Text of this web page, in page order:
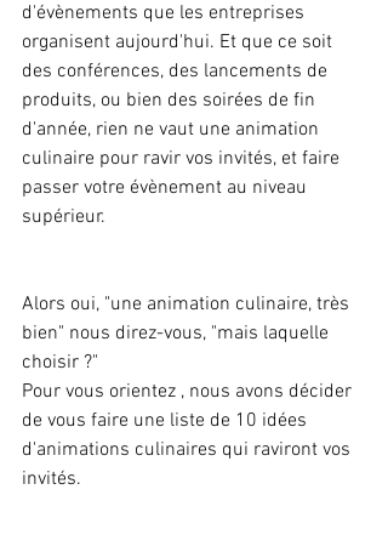
d'évènements que les entreprises
organisent aujourd'hui. Et que ce soit
des conférences, des lancements de
produits, ou bien des soirées de fin
d'année, rien ne vaut une animation
culinaire pour ravir vos invités, et faire
passer votre évènement au niveau
supérieur.
Alors oui, "une animation culinaire, très
bien" nous direz-vous, "mais laquelle
choisir ?"
Pour vous orientez , nous avons décider
de vous faire une liste de 10 idées
d'animations culinaires qui raviront vos
invités.